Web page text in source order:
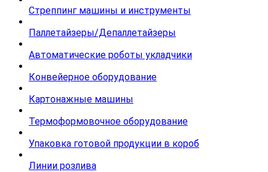
Стреппинг машины и инструменты
Паллетайзеры/Депаллетайзеры
Автоматические роботы укладчики
Конвейерное оборудование
Картонажные машины
Термоформовочное оборудование
Упаковка готовой продукции в короб
Линии розлива